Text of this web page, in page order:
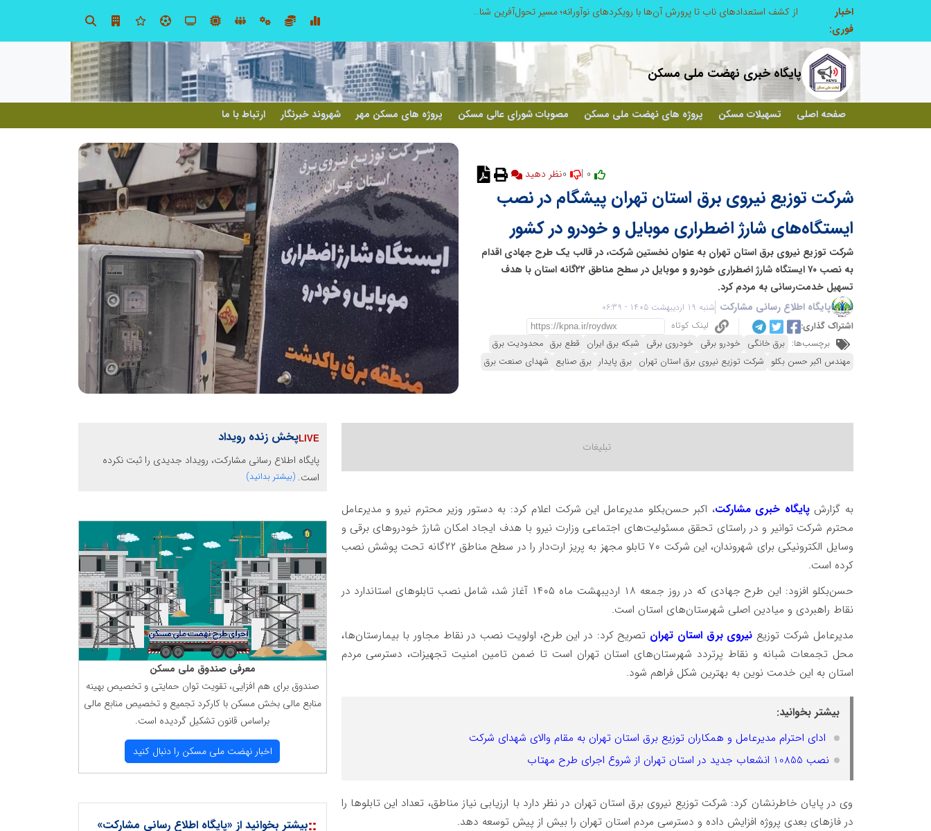
اخبار
فوری:
از کشف استعدادهای ناب تا پرورش آن‌ها با رویکردهای نوآورانه؛ مسیر تحول‌آفرین شنای ایران در سطح جهانی
پایگاه خبری نهضت ملی مسکن
صفحه اصلی تسهیلات مسکن پروژه های نهضت ملی مسکن مصوبات شورای عالی مسکن پروژه های مسکن مهر شهروند خبرنگار ارتباط با ما
نظر دهید
شرکت توزیع نیروی برق استان تهران پیشگام در نصب
ایستگاه‌های شارژ اضطراری موبایل و خودرو در کشور
شرکت توزیع نیروی برق استان تهران به عنوان نخستین شرکت، در قالب یک طرح جهادی اقدام
به نصب ۷۰ ایستگاه شارژ اضطراری خودرو و موبایل در سطح مناطق ۲۲گانه استان با هدف
تسهیل خدمت‌رسانی به مردم کرد.
پایگاه اطلاع رسانی مشارکت شنبه 19 اردیبهشت 1405 - 06:39
اشتراک گذاری:
لینک کوتاه
برچسب‌ها: برق خانگی خودرو برقی خودروی برقی شبکه برق ایران قطع برق محدودیت برق
مهندس اکبر حسن بکلو شرکت توزیع نیروی برق استان تهران برق پایدار برق صنایع شهدای صنعت برق
به گزارش پایگاه خبری مشارکت، اکبر حسن‌بکلو مدیرعامل این شرکت اعلام کرد: به دستور وزیر محترم نیرو و مدیرعامل
محترم شرکت توانیر و در راستای تحقق مسئولیت‌های اجتماعی وزارت نیرو با هدف ایجاد امکان شارژ خودروهای برقی و
وسایل الکترونیکی برای شهروندان، این شرکت ۷۰ تابلو مجهز به پریز ارت‌دار را در سطح مناطق ۲۲گانه تحت پوشش نصب
کرده است.
️حسن‌بکلو افزود: این طرح جهادی که در روز جمعه ۱۸ اردیبهشت ماه ۱۴۰۵ آغاز شد، شامل نصب تابلوهای استاندارد در
نقاط راهبردی و میادین اصلی شهرستان‌های استان است.
️مدیرعامل شرکت توزیع نیروی برق استان تهران تصریح کرد: در این طرح، اولویت نصب در نقاط مجاور با بیمارستان‌ها،
محل تجمعات شبانه و نقاط پرتردد شهرستان‌های استان تهران است تا ضمن تامین امنیت تجهیزات، دسترسی مردم
استان به این خدمت نوین به بهترین شکل فراهم شود.
بیشتر بخوانید:
️ ادای احترام مدیرعامل و همکاران توزیع برق استان تهران به مقام والای شهدای شرکت
نصب 10855 انشعاب جدید در استان تهران از شروع اجرای طرح مهتاب
️وی در پایان خاطرنشان کرد: شرکت توزیع نیروی برق استان تهران در نظر دارد با ارزیابی نیاز مناطق، تعداد این تابلو‌ها را
در فازهای بعدی پروژه افزایش داده و دسترسی مردم استان تهران را بیش از پیش توسعه دهد.
پخش زنده رویداد
پایگاه اطلاع رسانی مشارکت، رویداد جدیدی را ثبت نکرده
است. (بیشتر بدانید)
معرفی صندوق ملی مسكن
صندوق برای هم افزایی، تقویت توان حمایتی و تخصیص بهینه
منابع مالی بخش مسكن با كاركرد تجمیع و تخصیص منابع مالی
براساس قانون تشكیل گردیده است.
اخبار نهضت ملی مسكن را دنبال كنید
::بیشتر بخوانید از «پایگاه اطلاع رسانی مشارکت»